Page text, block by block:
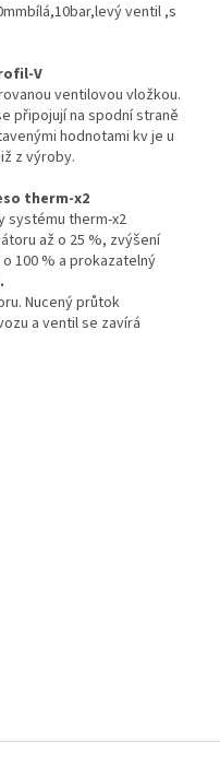
ventil ,s
V
ventilovou vložkou.
připojují na spodní straně
hodnotami kv je u
z výroby.
therm-x2
systému therm-x2
až o 25 %, zvýšení
100 % a prokazatelný
Nucený průtok
a ventil se zavírá